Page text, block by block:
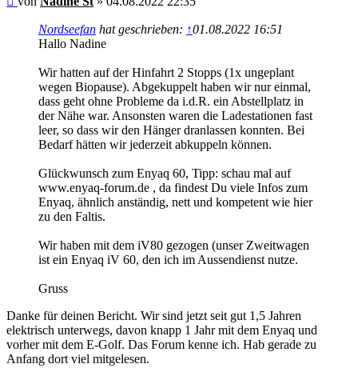
Nordseefan hat geschrieben: ↑01.08.2022 16:51
Hallo Nadine
Wir hatten auf der Hinfahrt 2 Stopps (1x ungeplant
wegen Biopause). Abgekuppelt haben wir nur einmal,
dass geht ohne Probleme da i.d.R. ein Abstellplatz in
der Nähe war. Ansonsten waren die Ladestationen fast
leer, so dass wir den Hänger dranlassen konnten. Bei
Bedarf hätten wir jederzeit abkuppeln können.
Glückwunsch zum Enyaq 60, Tipp: schau mal auf
www.enyaq-forum.de , da findest Du viele Infos zum
Enyaq, ähnlich anständig, nett und kompetent wie hier
zu den Faltis.
Wir haben mit dem iV80 gezogen (unser Zweitwagen
ist ein Enyaq iV 60, den ich im Aussendienst nutze.
Gruss
Danke für deinen Bericht. Wir sind jetzt seit gut 1,5 Jahren
elektrisch unterwegs, davon knapp 1 Jahr mit dem Enyaq und
vorher mit dem E-Golf. Das Forum kenne ich. Hab gerade zu
Anfang dort viel mitgelesen.